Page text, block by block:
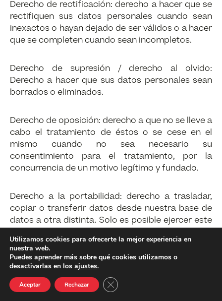
Derecho de rectificación: derecho a hacer que se
rectifiquen sus datos personales cuando sean
inexactos o hayan dejado de ser válidos o a hacer
que se completen cuando sean incompletos.
Derecho de supresión / derecho al olvido:
Derecho a hacer que sus datos personales sean
borrados o eliminados.
Derecho de oposición: derecho a que no se lleve a
cabo el tratamiento de éstos o se cese en el
mismo cuando no sea necesario su
consentimiento para el tratamiento, por la
concurrencia de un motivo legítimo y fundado.
Derecho a la portabilidad: derecho a trasladar,
copiar o transferir datos desde nuestra base de
datos a otra distinta. Solo es posible ejercer este
facilitado, cuando el tratamiento esté basado en
la ejecución de un contrato o en su
consentimiento y el tratamiento se realice por
medios automatizados.
Utilizamos cookies para ofrecerte la mejor experiencia en
nuestra web.
Puedes aprender más sobre qué cookies utilizamos o
desactivarlas en los ajustes.
Aceptar Rechazar Cerrar el banner de cookies